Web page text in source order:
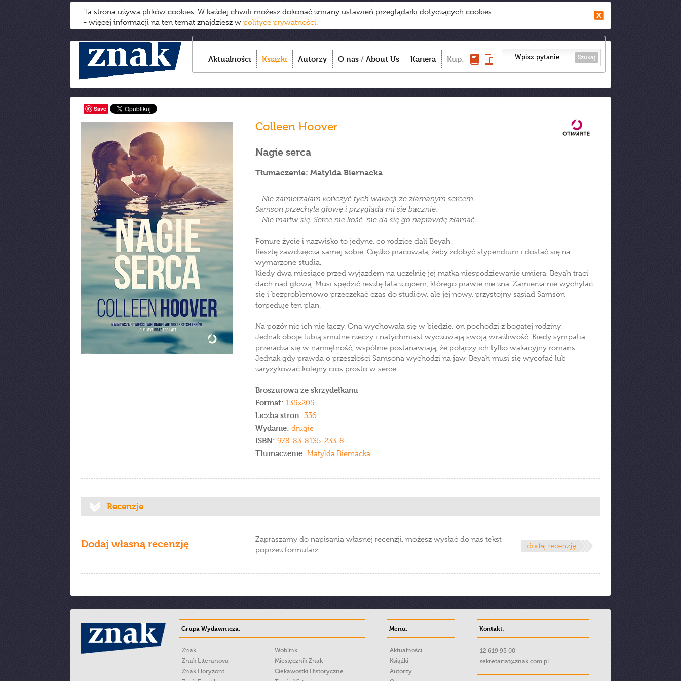
Ta strona używa plików cookies. W każdej chwili możesz dokonać zmiany ustawień przeglądarki dotyczących cookies
- więcej informacji na ten temat znajdziesz w polityce prywatności.
Aktualności Książki Autorzy O nas / About Us Kariera Kup: Szukaj
Save
Colleen Hoover
Nagie serca
Tłumaczenie: Matylda Biernacka
− Nie zamierzałam kończyć tych wakacji ze złamanym sercem.
Samson przechyla głowę i przygląda mi się bacznie.
− Nie martw się. Serce nie kość, nie da się go naprawdę złamać.
Ponure życie i nazwisko to jedyne, co rodzice dali Beyah.
Resztę zawdzięcza samej sobie. Ciężko pracowała, żeby zdobyć stypendium i dostać się na
wymarzone studia.
Kiedy dwa miesiące przed wyjazdem na uczelnię jej matka niespodziewanie umiera, Beyah traci
dach nad głową. Musi spędzić resztę lata z ojcem, którego prawie nie zna. Zamierza nie wychylać
się i bezproblemowo przeczekać czas do studiów, ale jej nowy, przystojny sąsiad Samson
torpeduje ten plan.
Na pozór nic ich nie łączy. Ona wychowała się w biedzie, on pochodzi z bogatej rodziny.
Jednak oboje lubią smutne rzeczy i natychmiast wyczuwają swoją wrażliwość. Kiedy sympatia
przeradza się w namiętność, wspólnie postanawiają, że połączy ich tylko wakacyjny romans.
Jednak gdy prawda o przeszłości Samsona wychodzi na jaw, Beyah musi się wycofać lub
zaryzykować kolejny cios prosto w serce…
Broszurowa ze skrzydełkami
Format: 135x205
Liczba stron: 336
Wydanie: drugie
ISBN: 978-83-8135-233-8
Tłumaczenie: Matylda Biernacka
Recenzje
Dodaj własną recenzję
Zapraszamy do napisania własnej recenzji, możesz wysłać do nas tekst
poprzez formularz.
Grupa Wydawnicza:
Znak
Znak Literanova
Znak Horyzont
Woblink
Miesięcznik Znak
Ciekawostki Historyczne
Menu:
Aktualności
Książki
Autorzy
Kontakt:
12 619 95 00
sekretariat@znak.com.pl